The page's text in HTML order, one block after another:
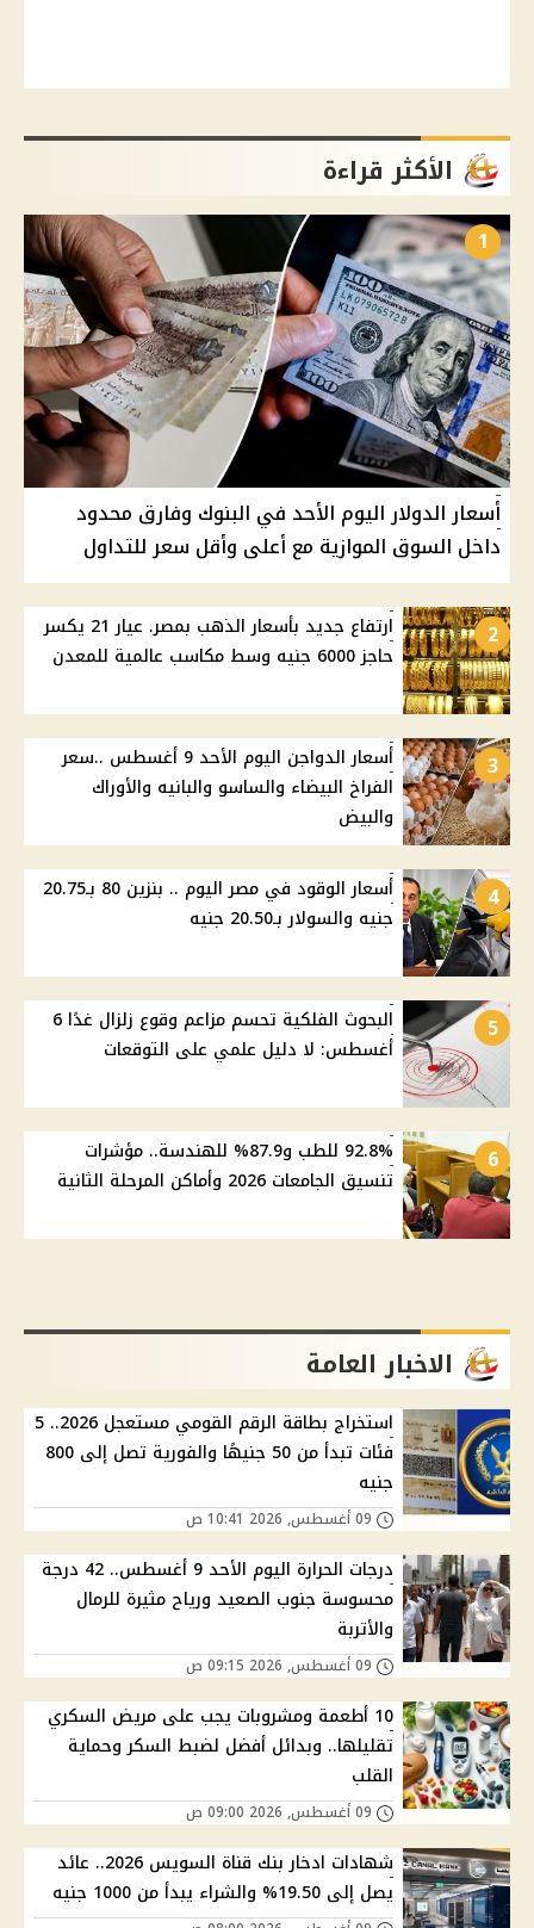
الأكثر قراءة
1
أسعار الدولار اليوم الأحد في البنوك وفارق محدود
داخل السوق الموازية مع أعلى وأقل سعر للتداول
2
ارتفاع جديد بأسعار الذهب بمصر. عيار 21 يكسر
حاجز 6000 جنيه وسط مكاسب عالمية للمعدن
3
أسعار الدواجن اليوم الأحد 9 أغسطس ..سعر
الفراخ البيضاء والساسو والبانيه والأوراك
والبيض
4
أسعار الوقود في مصر اليوم .. بنزين 80 بـ20.75
جنيه والسولار بـ20.50 جنيه
5
البحوث الفلكية تحسم مزاعم وقوع زلزال غدًا 6
أغسطس: لا دليل علمي على التوقعات
6
92.8% للطب و87.9% للهندسة.. مؤشرات
تنسيق الجامعات 2026 وأماكن المرحلة الثانية
الاخبار العامة
استخراج بطاقة الرقم القومي مستعجل 2026.. 5
فئات تبدأ من 50 جنيهًا والفورية تصل إلى 800
جنيه
درجات الحرارة اليوم الأحد 9 أغسطس.. 42 درجة
محسوسة جنوب الصعيد ورياح مثيرة للرمال
والأتربة
10 أطعمة ومشروبات يجب على مريض السكري
تقليلها.. وبدائل أفضل لضبط السكر وحماية
القلب
شهادات ادخار بنك قناة السويس 2026.. عائد
يصل إلى 19.50% والشراء يبدأ من 1000 جنيه